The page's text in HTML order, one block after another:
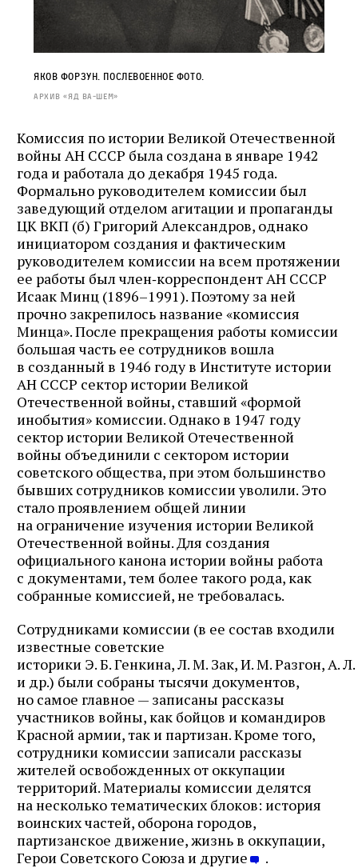
Яков Форзун. Послевоенное фото.
Архив «Яд ва‑Шем»
Комиссия по истории Великой Отечественной
войны АН СССР была создана в январе 1942
года и работала до декабря 1945 года.
Формально руководителем комиссии был
заведующий отделом агитации и пропаганды
ЦК ВКП (б) Григорий Александров, однако
инициатором создания и фактическим
руководителем комиссии на всем протяжении
ее работы был член‑корреспондент АН СССР
Исаак Минц (1896–1991). Поэтому за ней
прочно закрепилось название «комиссия
Минца». После прекращения работы комиссии
большая часть ее сотрудников вошла
в созданный в 1946 году в Институте истории
АН СССР сектор истории Великой
Отечественной войны, ставший «формой
инобытия» комиссии. Однако в 1947 году
сектор истории Великой Отечественной
войны объединили с сектором истории
советского общества, при этом большинство
бывших сотрудников комиссии уволили. Это
стало проявлением общей линии
на ограничение изучения истории Великой
Отечественной войны. Для создания
официального канона истории войны работа
с документами, тем более такого рода, как
собранные комиссией, не требовалась.
Сотрудниками комиссии (в ее состав входили
известные советские
историки Э. Б. Генкина, Л. М. Зак, И. М. Разгон, А.
и др.) были собраны тысячи документов,
но самое главное — записаны рассказы
участников войны, как бойцов и командиров
Красной армии, так и партизан. Кроме того,
сотрудники комиссии записали рассказы
жителей освобожденных от оккупации
территорий. Материалы комиссии делятся
на несколько тематических блоков: история
воинских частей, оборона городов,
партизанское движение, жизнь в оккупации,
Герои Советского Союза и другие
.